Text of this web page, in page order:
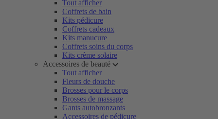
Tout afficher
Coffrets de bain
Kits pédicure
Coffrets cadeaux
Kits manucure
Coffrets soins du corps
Kits crème solaire
Accessoires de beauté
Tout afficher
Fleurs de douche
Brosses pour le corps
Brosses de massage
Gants autobronzants
Accessoires de pédicure